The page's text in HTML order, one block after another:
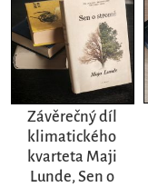
Závěrečný díl
klimatického
kvarteta Maji
Lunde, Sen o